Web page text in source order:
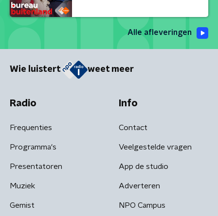
Alle afleveringen
Wie luistert weet meer
Radio
Frequenties
Programma's
Presentatoren
Muziek
Gemist
Info
Contact
Veelgestelde vragen
App de studio
Adverteren
NPO Campus